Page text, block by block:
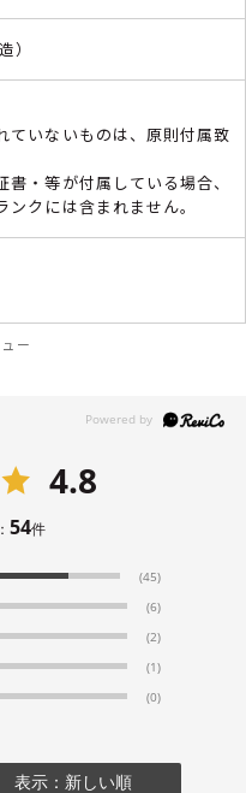
）
ていないものは、原則付属致
・等が付属している場合、
ンクには含まれません。
ー
4.8
54件
(45)
(6)
(2)
(1)
(0)
表示：新しい順